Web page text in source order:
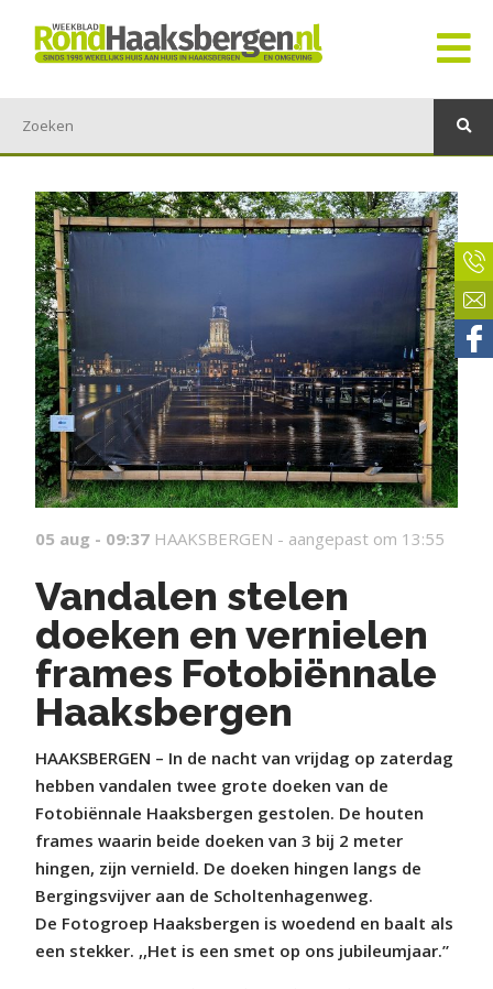
05 aug - 09:37 HAAKSBERGEN - aangepast om 13:55
Vandalen stelen
doeken en vernielen
frames Fotobiënnale
Haaksbergen
HAAKSBERGEN – In de nacht van vrijdag op zaterdag
hebben vandalen twee grote doeken van de
Fotobiënnale Haaksbergen gestolen. De houten
frames waarin beide doeken van 3 bij 2 meter
hingen, zijn vernield. De doeken hingen langs de
Bergingsvijver aan de Scholtenhagenweg.
De Fotogroep Haaksbergen is woedend en baalt als
een stekker. ,,Het is een smet op ons jubileumjaar.”